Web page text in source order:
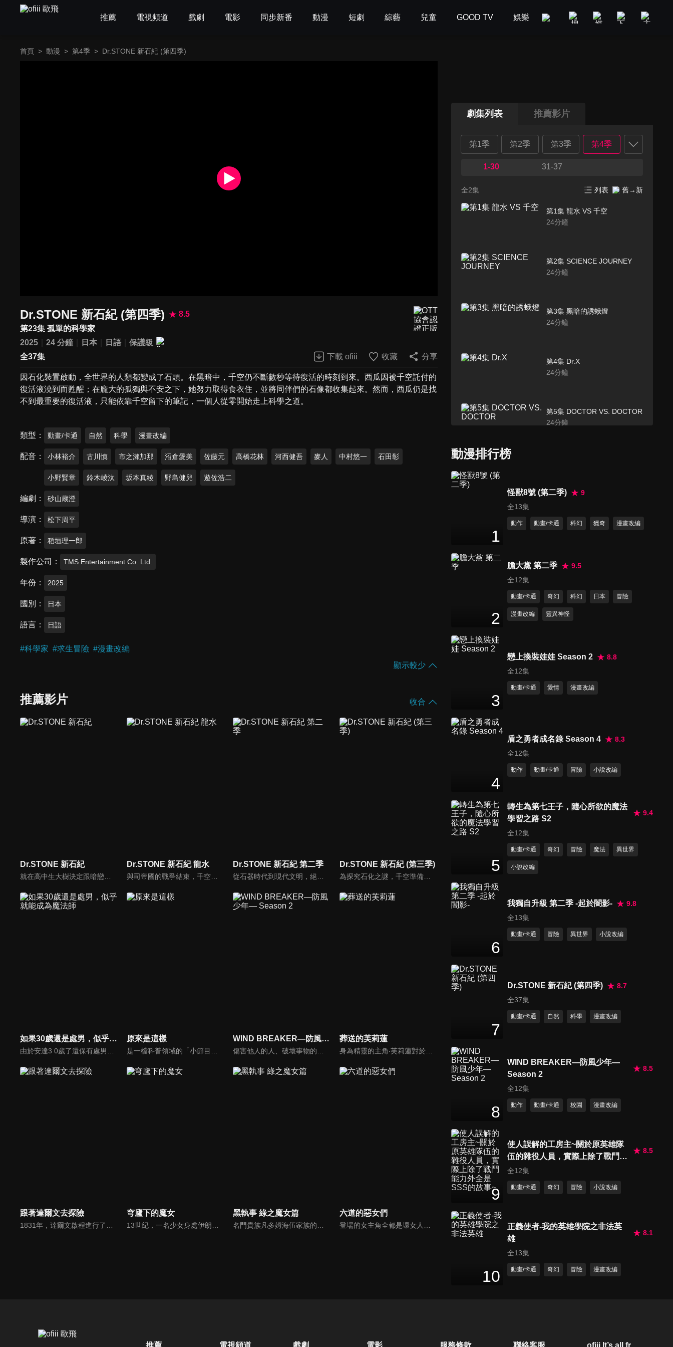
推薦 電視頻道 戲劇 電影 同步新番 動漫 短劇 綜藝 兒童 GOOD TV 娛樂 美食旅遊 新聞政論
首頁 > 動漫 > 第4季 > Dr.STONE 新石紀 (第四季)
Dr.STONE 新石紀 (第四季)
8.5
第23集 孤單的科學家
2025
24 分鐘 日本 日語
保護級
全37集
下載 ofiii 收藏 分享
因石化裝置啟動，全世界的人類都變成了石頭。在黑暗中，千空仍不斷數秒等待復活的時刻到來。西瓜因被千空託付的
復活液澆到而甦醒；在龐大的孤獨與不安之下，她努力取得食衣住，並將同伴們的石像都收集起來。然而，西瓜仍是找
不到最重要的復活液，只能依靠千空留下的筆記，一個人從零開始走上科學之道。
類型 動畫/卡通 自然 科學 漫畫改編
配音 小林裕介 古川慎 市之瀨加那 沼倉愛美 佐藤元 高橋花林 河西健吾 麥人 中村悠一 石田彰
小野賢章 鈴木崚汰 坂本真綾 野島健兒 遊佐浩二
編劇 砂山蔵澄
導演 松下周平
原著 稻垣理一郎
製作公司 TMS Entertainment Co. Ltd.
年份 2025
國別 日本
語言 日語
#科學家 #求生冒險 #漫畫改編
顯示較少
推薦影片 收合
Dr.STONE 新石紀 Dr.STONE 新石紀 龍水
與司帝國的戰爭結束，千空等人為了拯救進入冰凍睡眠的司而出動。為了解開石化之謎，科學王國一行人終於決定前往地球的背後──新世界。 千空等人製造為了航海而需要的船隻，並且需要擁有100億神腕船長成為科學王國的同伴；千空請前記者南提供情報，得知七海財團的大少爺，過去曾乘著帆船在海上遨遊的"七海龍水"，千空決定讓他醒來。「哈哈！世界再次成為我的囊中之物！」龍水發下如此豪語，並且發揮他強大的慾望，在村子裡發行貨幣，過著豪華奢侈的生活。龍水接下擔任船長的職責，相對的他提出想得到被稱為能源之王的"石油"……。
Dr.STONE 新石紀 第二季 Dr.STONE 新石紀 (第三季)
為探究石化之謎，千空準備啟程至石化發生源南美洲，他們促進了農耕和畜牧技術，並完成引擎的帆船「珀爾修斯」。千空率領成員出航前往百夜等人曾經居住的島嶼「寶島」，與島上的統治者荊棘及其部下交戰，並奪得石化裝置、取得勝利。位於石神村的琉璃用無線電向千空詢問進展，但通訊卻遭到攔劫...。
如果30歲還是處男，似乎就能成為魔法師 原來是這樣 WIND BREAKER—防風少年— Season 2 葬送的芙莉蓮
身為精靈的主角‧芙莉蓮對於時間的概念有別於常人，透過老友的相繼離世讓她反省過去的自己，開始試著去關心身邊的人事物。藉由她的冒險之旅來探討生命的意義。
跟著達爾文去探險
1831年，達爾文啟程進行了有史以來最重要的科學之旅；180年後，他的曾曾孫女莎拉追隨他的腳步，了解達爾文探索過的世界有何變化。
穹廬下的魔女
13世紀，一名少女身處伊朗的奴隸市場。這是一個將遼闊大陸操弄於股掌間的一位魔女的故事。失去母親，又被迫遠離故鄉的希塔拉，年紀尚幼，既沒有獨自生存的能力，也沒有未來的希望。這樣的她，被心地善良的學者一家的夫人法蒂瑪收留。「只要透過學習變聰明，不管遇到什麼困擾，都會知道怎麼做才是最好的」法蒂瑪的兒子穆罕默德的一番話觸動了希塔拉。她明白了「知」的可能性與重要性，開始充實自己的學識。她夢想著有朝一日能追上踏上求知之旅的穆罕默德。就在此時，由皇帝成吉思汗所統治，地表最強的「蒙古帝國」正不斷向他國發動侵略，勢力與日俱增。那永無止境的野心，終於也波及了希塔拉居住的城市。在帝國第四皇子拖雷的侵略下，安穩的日子畫上了句點。失去一切的希塔拉，發誓要向這個深不可測的強國復仇。
黑執事 綠之魔女篇
名門貴族凡多姆海伍家族的執事，賽巴斯欽·米卡艾利斯，與年僅13歲的主人謝爾・凡多姆海伍一同擔任“女王的看門犬”，處理黑暗社會中的骯髒事務。奉女王之命，賽巴斯欽與謝爾前往德國調查一連串離奇的死亡事件。在追查被傳言“只要踏入便會遭詛咒而死”的“狼人之森”真相時，駭人的詛咒悄然降臨。
六道的惡女們
登場的女主角全都是壞女人！由粗暴的壞女人們交織而成的充滿混亂的戀愛故事！六道桃助雖然在充滿不良少年的亞森高中備受欺負，但依然渴望著和平的校園生活。 某天，六道收到了應該已經過世的祖父寄來的神祕卷軸，並獲得了不可思議的力量。那就是「無條件受到『壞女人』喜歡」不得了的驚人力量！
劇集列表 推薦影片
第1季 第2季 第3季 第4季
1-30 31-37
全2集 列表 舊→新
第1集 龍水 VS 千空
24分鐘
第2集 SCIENCE JOURNEY
24分鐘
第3集 黑暗的誘蛾燈
24分鐘
第4集 Dr.X
24分鐘
第5集 DOCTOR VS. DOCTOR
24分鐘
24分鐘
第8集 LOCK ON
第9集 科學的燈火
第10集 沾滿泥土的道路
24分鐘
第13集 看著同一個月亮
24
24分鐘
第17集 兇悍又美麗
第18集 DIAMOND HEART
第20集 過去想要消除的東西
24分鐘
24分鐘
動漫排行榜
1
怪獸8號 (第二季)
9
全13集
動作 動畫/卡通 科幻 獵奇 漫畫改編
2
膽大黨 第二季
9.5
全12集
動畫/卡通 奇幻 科幻 日本 冒險
漫畫改編 靈異神怪
3
戀上換裝娃娃 Season 2
8.8
全12集
動畫/卡通 愛情 漫畫改編
4
盾之勇者成名錄 Season 4
8.3
全12集
動作 動畫/卡通 冒險 小說改編
5
轉生為第七王子，隨心所欲的魔法
學習之路 S2
9.4
全12集
動畫/卡通 奇幻 冒險 魔法 異世界
小說改編
6
我獨自升級 第二季 -起於闇影-
9.8
全13集
動畫/卡通 冒險 異世界 小說改編
7
Dr.STONE 新石紀 (第四季)
8.7
全37集
動畫/卡通 自然 科學 漫畫改編
8
WIND BREAKER—防風少年—
Season 2
8.5
全12集
動作 動畫/卡通 校園 漫畫改編
9
使人誤解的工房主~關於原英雄隊
伍的雜役人員，實際上除了戰鬥能
力外全是SSS的故事~
8.5
全12集
動畫/卡通 奇幻 冒險 小說改編
10
正義使者-我的英雄學院之非法英
雄
8.1
全13集
動畫/卡通 奇幻 冒險 漫畫改編
推薦 電視頻道 戲劇 電影 服務條款 聯絡客服